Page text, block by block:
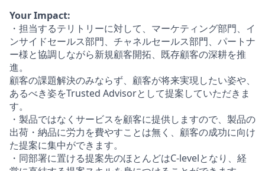
Your Impact:
・担当するテリトリーに対して、マーケティング部門、イ
ンサイドセールス部門、チャネルセールス部門、パートナ
ー様と協調しながら新規顧客開拓、既存顧客の深耕を推
進。
顧客の課題解決のみならず、顧客が将来実現したい姿や、
あるべき姿をTrusted Advisorとして提案していただきま
す。
・製品ではなくサービスを顧客に提供しますので、製品の
出荷・納品に労力を費やすことは無く、顧客の成功に向け
た提案に集中ができます。
・同部署に置ける提案先のほとんどはC-levelとなり、経